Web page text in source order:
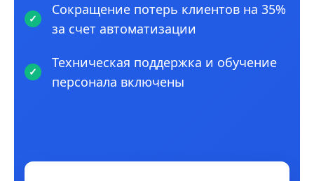
Сокращение потерь клиентов на 35%
за счет автоматизации
Техническая поддержка и обучение
персонала включены